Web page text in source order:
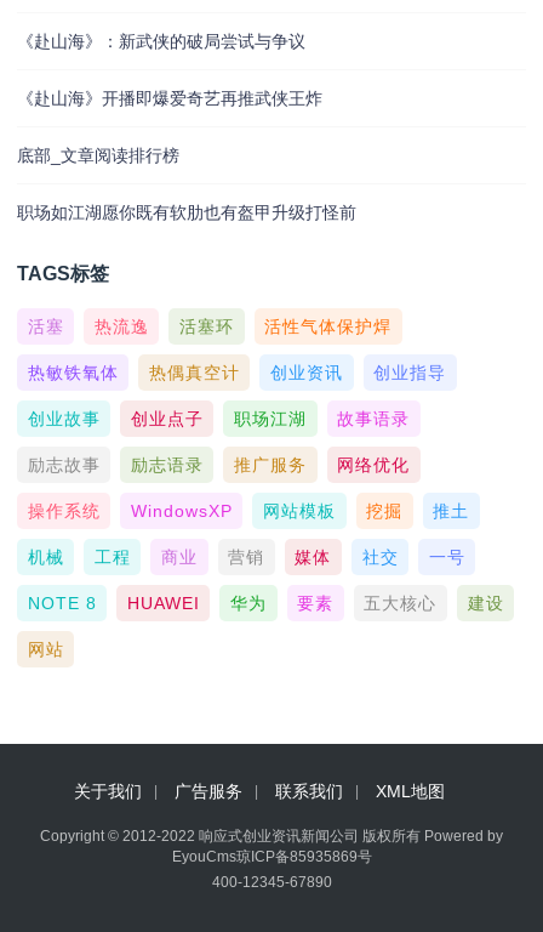
《赴山海》：新武侠的破局尝试与争议
《赴山海》开播即爆爱奇艺再推武侠王炸
底部_文章阅读排行榜
职场如江湖愿你既有软肋也有盔甲升级打怪前
TAGS标签
活塞 热流逸 活塞环 活性气体保护焊
热敏铁氧体 热偶真空计 创业资讯 创业指导
创业故事 创业点子 职场江湖 故事语录
励志故事 励志语录 推广服务 网络优化
操作系统 WindowsXP 网站模板 挖掘 推土
机械 工程 商业 营销 媒体 社交 一号
NOTE 8 HUAWEI 华为 要素 五大核心 建设
网站
关于我们 广告服务 联系我们 XML地图
Copyright © 2012-2022 响应式创业资讯新闻公司 版权所有 Powered by
EyouCms琼ICP备85935869号
400-12345-67890